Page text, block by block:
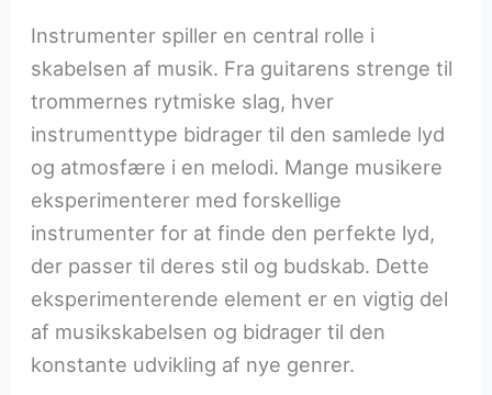
Instrumenter spiller en central rolle i
skabelsen af musik. Fra guitarens strenge til
trommernes rytmiske slag, hver
instrumenttype bidrager til den samlede lyd
og atmosfære i en melodi. Mange musikere
eksperimenterer med forskellige
instrumenter for at finde den perfekte lyd,
der passer til deres stil og budskab. Dette
eksperimenterende element er en vigtig del
af musikskabelsen og bidrager til den
konstante udvikling af nye genrer.